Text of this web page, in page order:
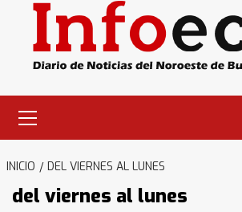
primario
INICIO DEL VIERNES AL LUNES
del viernes al lunes